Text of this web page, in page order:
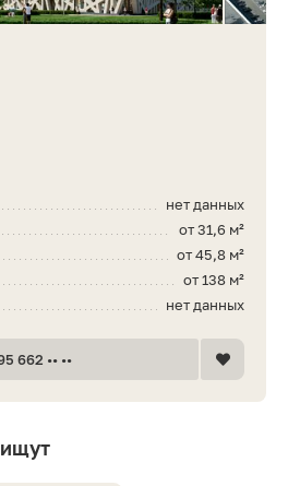
нет данных
от 31,6 м²
от 45,8 м²
от 138 м²
нет данных
662 •• ••